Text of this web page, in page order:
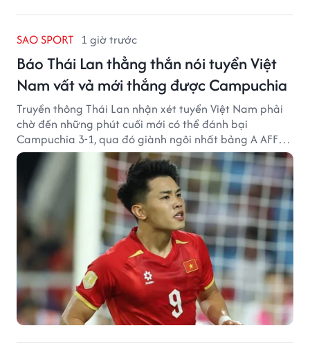
SAO SPORT 1 giờ trước
Báo Thái Lan thẳng thắn nói tuyển Việt
Nam vất vả mới thắng được Campuchia
Truyền thông Thái Lan nhận xét tuyển Việt Nam phải
chờ đến những phút cuối mới có thể đánh bại
Campuchia 3-1, qua đó giành ngôi nhất bảng A AFF
Cup 2026.